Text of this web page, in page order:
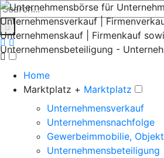
Home
Marktplatz + Marktplatz
Unternehmensverkauf
Unternehmensnachfolge
Gewerbeimmobilie, Objekt
Unternehmensbeteiligung